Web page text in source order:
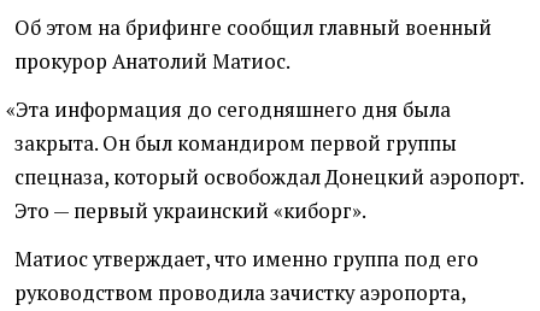
Об этом на брифинге сообщил главный военный
прокурор Анатолий Матиос.
«Эта информация до сегодняшнего дня была
закрыта. Он был командиром первой группы
спецназа, который освобождал Донецкий аэропорт.
Это — первый украинский «киборг».
Матиос утверждает, что именно группа под его
руководством проводила зачистку аэропорта,